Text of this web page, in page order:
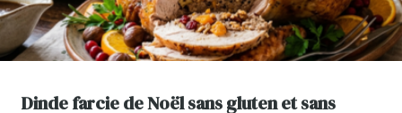
Dinde farcie de Noël sans gluten et sans